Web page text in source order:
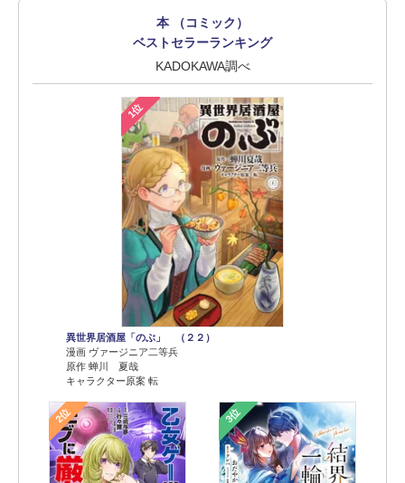
本 （コミック）
ベストセラーランキング
KADOKAWA調べ
1位
異世界居酒屋「のぶ」 （２２）
漫画 ヴァージニア二等兵
原作 蝉川 夏哉
キャラクター原案 転
2位 3位